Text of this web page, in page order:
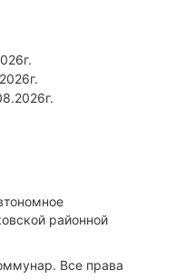
районной
Все права